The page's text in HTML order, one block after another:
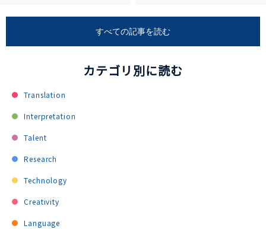
すべての記事を読む
カテゴリ別に読む
Translation
Interpretation
Talent
Research
Technology
Creativity
Language